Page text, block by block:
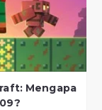
Mengapa